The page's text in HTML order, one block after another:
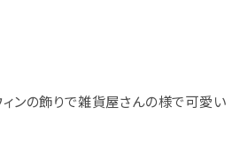
ンの飾りで雑貨屋さんの様で可愛い